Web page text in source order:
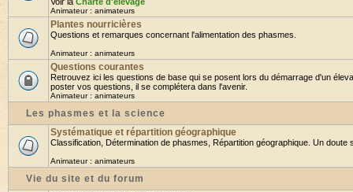
Animateur : animateurs
Plantes nourricières
Questions et remarques concernant l'alimentation des phasmes.
Animateur : animateurs
Questions courantes
Retrouvez ici les questions de base qui se posent lors du démarrage d'un
poster vos questions, il se complétera dans l'avenir.
Animateur : animateurs
Les phasmes et la science
Systématique et répartition géographique
Classification, Détermination de phasmes, Répartition géographique. Un doute
Animateur : animateurs
Vie du site et du forum